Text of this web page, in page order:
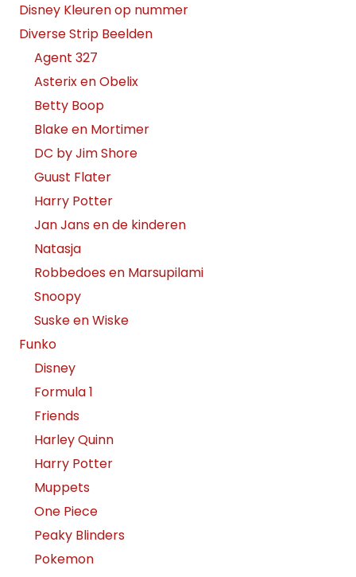
Disney Kleuren op nummer
Diverse Strip Beelden
Agent 327
Asterix en Obelix
Betty Boop
Blake en Mortimer
DC by Jim Shore
Guust Flater
Harry Potter
Jan Jans en de kinderen
Natasja
Robbedoes en Marsupilami
Snoopy
Suske en Wiske
Funko
Disney
Formula 1
Friends
Harley Quinn
Harry Potter
Muppets
One Piece
Peaky Blinders
Pokemon